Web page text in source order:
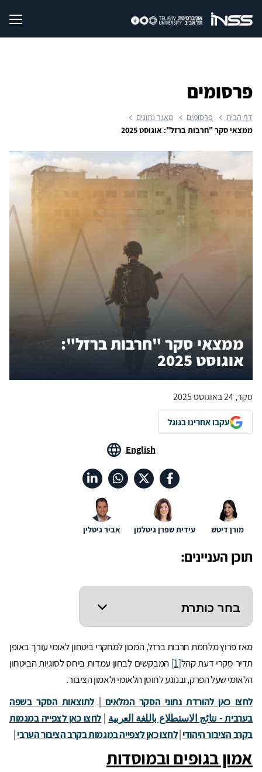
פרסומים
דף הבית פרסומים
מאגר נתונים
ממצאי סקר "חרבות ברזל": אוגוסט 2025
ממצאי סקר "חרבות ברזל":
אוגוסט 2025
סקר, 24 באוגוסט 2025
עקבו אחרינו בגוגל
English
מורן דיטש עידית שפרן גיטלמן אביר גיטלין
תוכן העניינים:
מאז פרוץ מלחמת חרבות ברזל, המכון למחקרי ביטחון לאומי עורך באופן
תדיר סקרי דעת קהל[1]
המבקשים לבחון עמדות ביחס לסוגיות הביטחון
הלאומי שעל הפרק, ובנוגע לחוסן הלאומי ולאמון הציבור.
לחצו כאןלהורדת נתוני הסקר המלאים
לתוצאות הסקר בשפה
בערבית - نتائج الاستطلاع باللغة العربية |לחצו כאן לצפייה במגמות
בקרב הציבור היהודי|לחצו כאן לצפייה במגמות בקרב הציבור הערבי|
אמון בגופים ובמוסדות